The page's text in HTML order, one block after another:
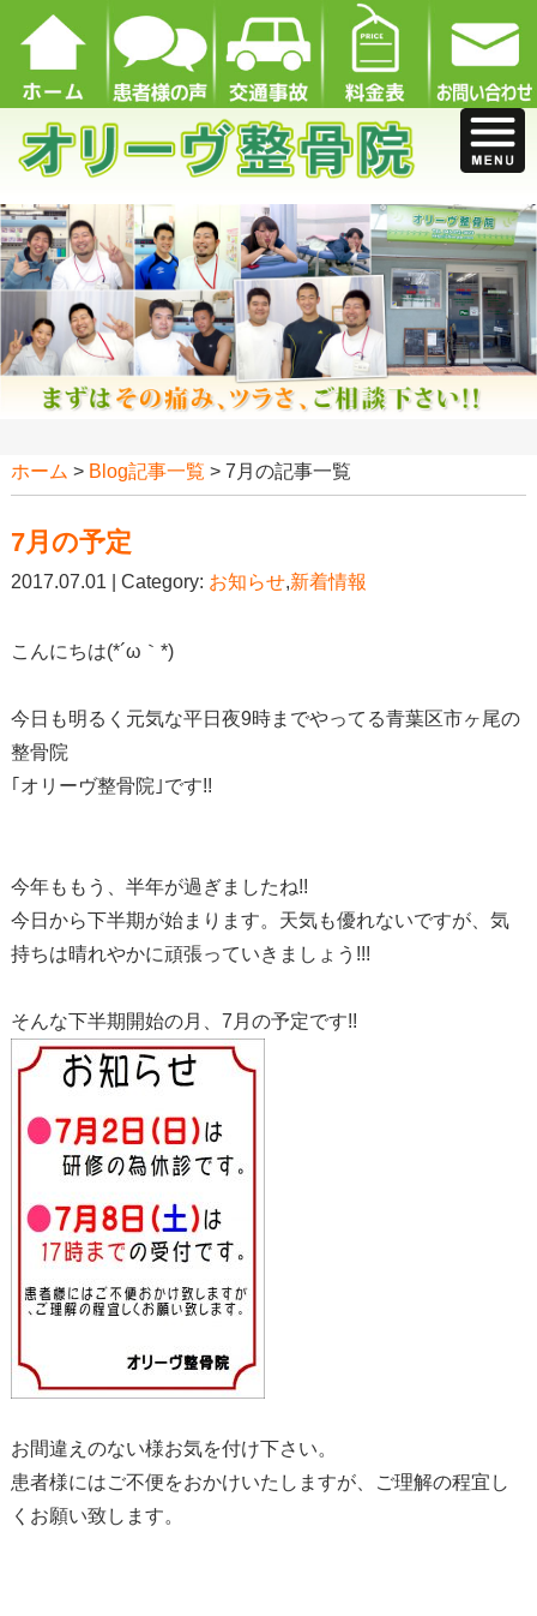
ホーム > Blog記事一覧 > 7月の記事一覧
7月の予定
2017.07.01 | Category: お知らせ,新着情報
こんにちは(*´ω｀*)
今日も明るく元気な平日夜9時までやってる青葉区市ヶ尾の
整骨院
｢オリーヴ整骨院｣です!!
今年ももう、半年が過ぎましたね!!
今日から下半期が始まります。天気も優れないですが、気
持ちは晴れやかに頑張っていきましょう!!!
そんな下半期開始の月、7月の予定です!!
お間違えのない様お気を付け下さい。
患者様にはご不便をおかけいたしますが、ご理解の程宜し
くお願い致します。